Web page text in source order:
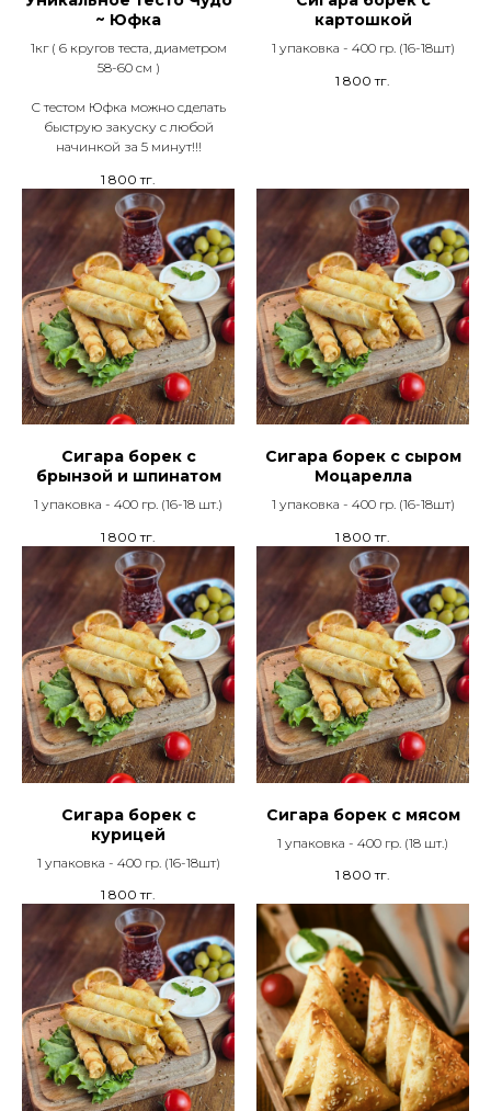
~ Юфка
1кг ( 6 кругов теста, диаметром
58-60 см )
С тестом Юфка можно сделать
быструю закуску с любой
начинкой за 5 минут!!!
1 800 тг.
картошкой
1 упаковка - 400 гр. (16-18шт)
1 800 тг.
Сигара борек с
брынзой и шпинатом
1 упаковка - 400 гр. (16-18 шт.)
1 800 тг.
Сигара борек с сыром
Моцарелла
1 упаковка - 400 гр. (16-18шт)
1 800 тг.
Сигара борек с
курицей
1 упаковка - 400 гр. (16-18шт)
1 800 тг.
Сигара борек с мясом
1 упаковка - 400 гр. (18 шт.)
1 800 тг.